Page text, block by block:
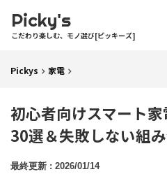
Picky's
こだわり楽しむ、モノ選び[ピッキーズ]
Pickys 家電
初心者向けスマート
30選＆失敗しない組
2026/01/14